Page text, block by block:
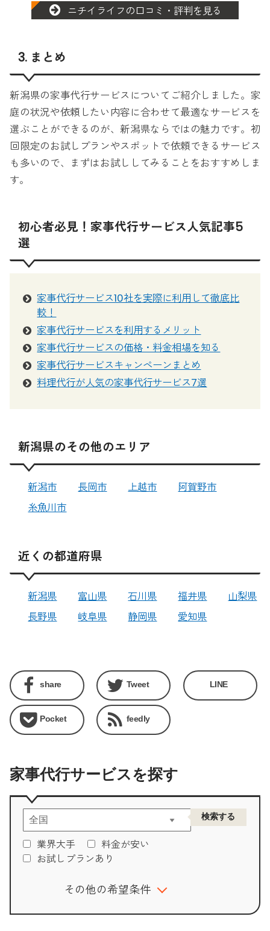
ニチイライフの口コミ・評判を見る
3. まとめ
新潟県の家事代行サービスについてご紹介しました。家
庭の状況や依頼したい内容に合わせて最適なサービスを
選ぶことができるのが、新潟県ならではの魅力です。初
回限定のお試しプランやスポットで依頼できるサービス
も多いので、まずはお試ししてみることをおすすめしま
す。
初心者必見！家事代行サービス人気記事5
選
家事代行サービス10社を実際に利用して徹底比
較！
家事代行サービスを利用するメリット
家事代行サービスの価格・料金相場を知る
家事代行サービスキャンペーンまとめ
料理代行が人気の家事代行サービス7選
新潟県のその他のエリア
新潟市 長岡市 上越市
阿賀野市
糸魚川市
近くの都道府県
新潟県 富山県 石川県 福井県
山梨県
長野県
岐阜県 静岡県 愛知県
share Tweet LINE
Pocket feedly
家事代行サービスを探す
業界大手
料金が安い
お試しプランあり
その他の希望条件